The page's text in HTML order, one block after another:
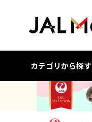
カテゴリから探す